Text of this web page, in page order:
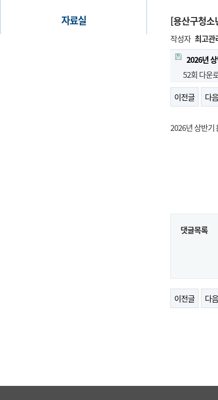
자료실
[용산구청소
작성자 최고관
2026년
52회 다운
이전글
다
2026년 상반기
댓글목록
이전글 다